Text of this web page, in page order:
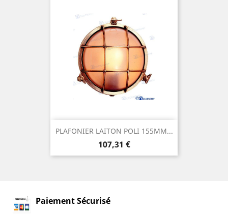
PLAFONIER LAITON POLI 155MM...
Prix
107,31 €
Paiement Sécurisé